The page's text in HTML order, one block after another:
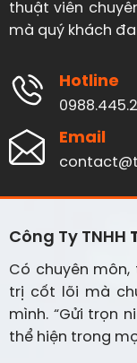
thuật viên
mà quý khách
Hotline
Email
Công Ty TNHH
Có chuyên
trị cốt lõi mà
mình. “Gửi trọn
thể hiện trong